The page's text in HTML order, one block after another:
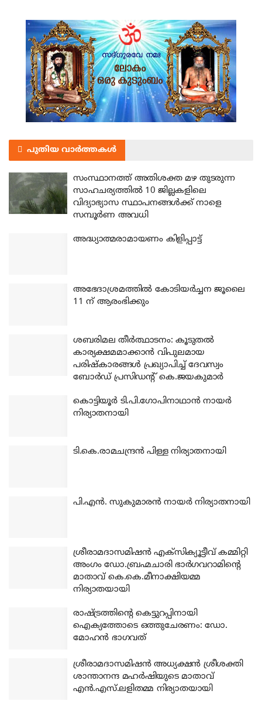
പുതിയ വാർത്തകൾ
സംസ്ഥാനത്ത് അതിശക്ത മഴ തുടരുന്ന
സാഹചര്യത്തിൽ 10 ജില്ലകളിലെ
വിദ്യാഭ്യാസ സ്ഥാപനങ്ങൾക്ക് നാളെ
സമ്പൂർണ അവധി
അദ്ധ്യാത്മരാമായണം കിളിപ്പാട്ട്
അഭേദാശ്രമത്തില്‍ കോടിയര്‍ച്ചന ജൂലൈ
11 ന് ആരംഭിക്കും
ശബരിമല തീര്‍ത്ഥാടനം: കൂടുതല്‍
കാര്യക്ഷമമാക്കാന്‍ വിപുലമായ
പരിഷ്‌കാരങ്ങള്‍ പ്രഖ്യാപിച്ച് ദേവസ്വം
ബോര്‍ഡ് പ്രസിഡന്റ് കെ.ജയകുമാര്‍
കൊട്ടിയൂര്‍ ടി.പി.ഗോപിനാഥാന്‍ നായര്‍
നിര്യാതനായി
ടി.കെ.രാമചന്ദ്രന്‍ പിള്ള നിര്യാതനായി
പി.എന്‍. സുകുമാരന്‍ നായര്‍ നിര്യാതനായി
ശ്രീരാമദാസമിഷന്‍ എക്‌സിക്യൂട്ടീവ് കമ്മിറ്റി
അംഗം ഡോ.ബ്രഹ്മചാരി ഭാര്‍ഗവറാമിന്റെ
മാതാവ് കെ.കെ.മീനാക്ഷിയമ്മ
നിര്യാതയായി
രാഷ്ട്രത്തിന്റെ കെട്ടുറപ്പിനായി
ഐക്യത്തോടെ ഒത്തുചേരണം: ഡോ.
മോഹന്‍ ഭാഗവത്
ശ്രീരാമദാസമിഷന്‍ അധ്യക്ഷന്‍ ശ്രീശക്തി
ശാന്താനന്ദ മഹര്‍ഷിയുടെ മാതാവ്
എന്‍.എസ്.ലളിതമ്മ നിര്യാതയായി